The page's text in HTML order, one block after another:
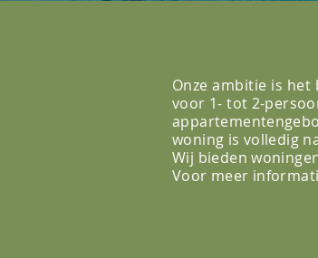
Onze ambitie is
voor 1- tot 2-
woning is volledig
Wij bieden
Voor meer